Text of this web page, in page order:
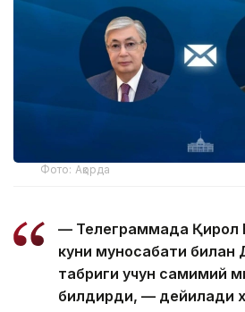
Фото: Ақорда
— Телеграммада Қирол
куни муносабати билан
табриги учун самимий
билдирди, — дейилади